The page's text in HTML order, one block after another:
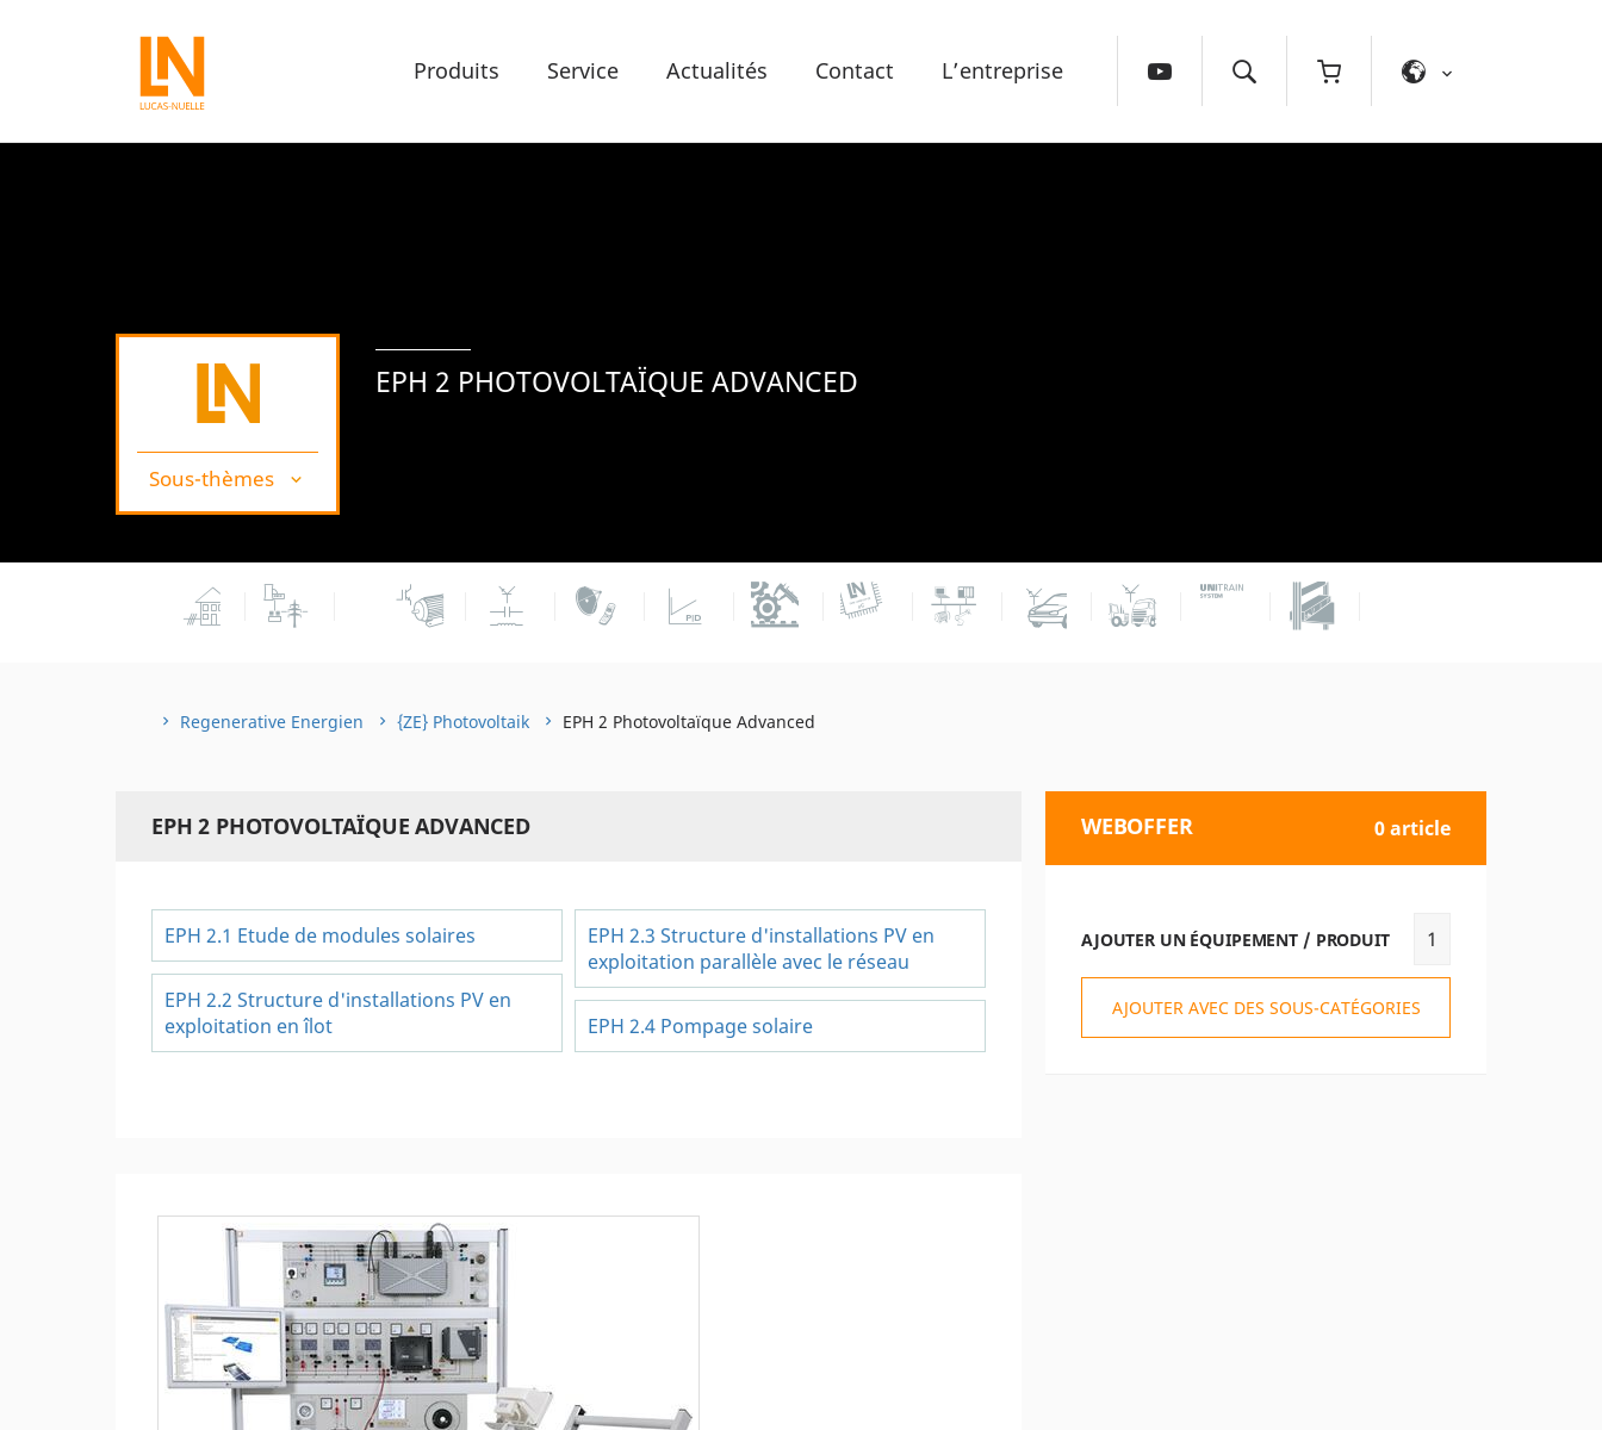
Produits Service Actualités Contact L’entreprise
Sous-thèmes
EPH 2 PHOTOVOLTAÏQUE ADVANCED
Regenerative Energien {ZE} Photovoltaik EPH 2 Photovoltaïque Advanced
EPH 2 PHOTOVOLTAÏQUE ADVANCED
EPH 2.1 Etude de modules solaires
EPH 2.2 Structure d'installations PV en
exploitation en îlot
EPH 2.3 Structure d'installations PV en
exploitation parallèle avec le réseau
EPH 2.4 Pompage solaire
WEBOFFER 0 article
AJOUTER UN ÉQUIPEMENT / PRODUIT
AJOUTER AVEC DES SOUS-CATÉGORIES